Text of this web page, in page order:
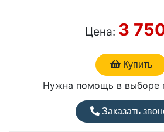
Цена: 3
Купить
Нужна помощь в выборе
Заказать